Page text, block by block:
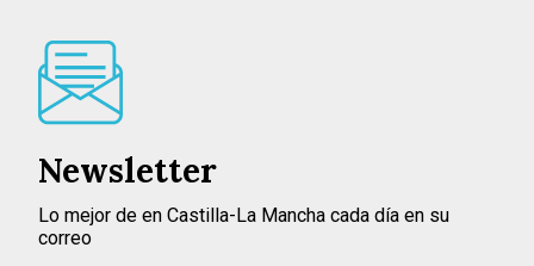
Newsletter
Lo mejor de en Castilla-La Mancha cada día en su
correo